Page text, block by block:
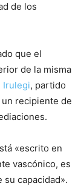
de los
que el
de la misma
Irulegi, partido
recipiente de
«escrito en
vascónico, es
su capacidad».